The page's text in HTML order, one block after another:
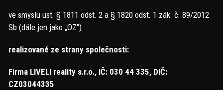
ve smyslu ust. § 1811 odst. 2 a § 1820 odst. 1 zák. č. 89/2012
Sb (dále jen jako „OZ“)
realizované ze strany společnosti:
Firma LIVELI reality s.r.o., IČ: 030 44 335, DIČ:
CZ03044335